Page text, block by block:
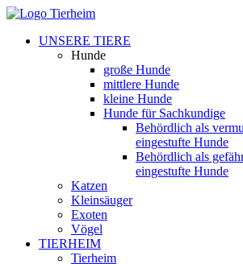
UNSERE TIERE
Hunde
große Hunde
mittlere Hunde
kleine Hunde
Hunde für Sachkundige
Behördlich als
eingestufte Hunde
Behördlich als
eingestufte Hunde
Katzen
Kleinsäuger
Exoten
Vögel
TIERHEIM
Tierheim